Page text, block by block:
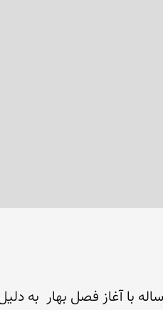
با آغاز فصل بهار  به